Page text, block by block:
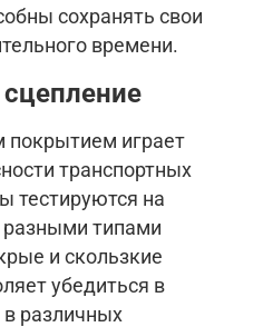
сохранять свои
времени.
играет
транспортных
тестируются на
разными типами
и скользкие
убедиться в
различных